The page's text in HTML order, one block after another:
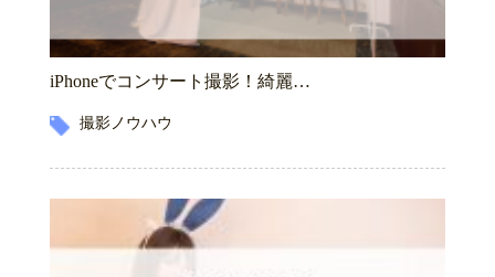
iPhoneでコンサート撮影！綺麗…
撮影ノウハウ